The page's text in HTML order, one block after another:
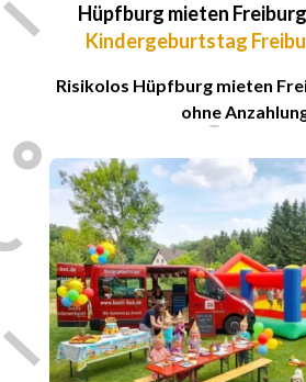
Hüpfburg mieten Freiburg
Kindergeburtstag
Risikolos Hüpfburg mieten
ohne